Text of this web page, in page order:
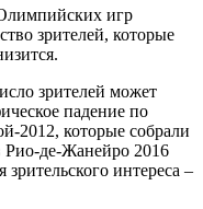
игр
зрителей, которые
зрителей может
падение по
2012, которые собрали
Рио-де-Жанейро 2016
зрительского интереса –